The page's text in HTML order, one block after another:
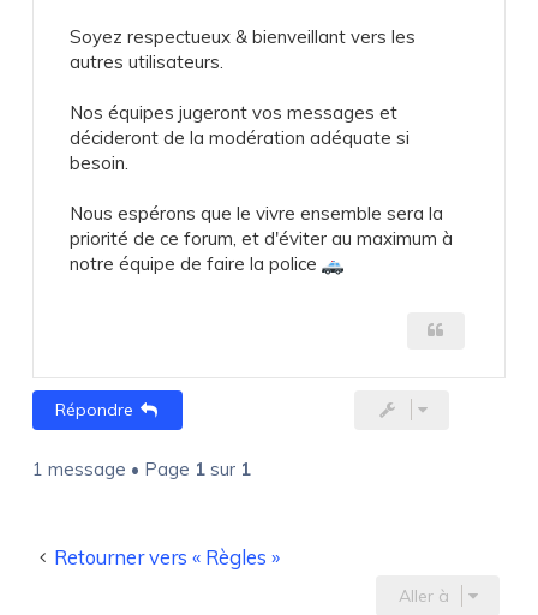
Soyez respectueux & bienveillant vers les
autres utilisateurs.
Nos équipes jugeront vos messages et
décideront de la modération adéquate si
besoin.
Nous espérons que le vivre ensemble sera la
priorité de ce forum, et d'éviter au maximum à
notre équipe de faire la police
Répondre
1 message • Page 1 sur 1
Retourner vers « Règles »
Aller à